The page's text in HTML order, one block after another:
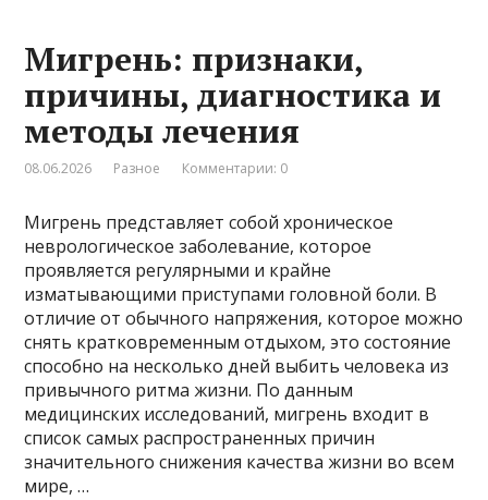
Мигрень: признаки,
причины, диагностика и
методы лечения
08.06.2026 Разное Комментарии: 0
Мигрень представляет собой хроническое
неврологическое заболевание, которое
проявляется регулярными и крайне
изматывающими приступами головной боли. В
отличие от обычного напряжения, которое можно
снять кратковременным отдыхом, это состояние
способно на несколько дней выбить человека из
привычного ритма жизни. По данным
медицинских исследований, мигрень входит в
список самых распространенных причин
значительного снижения качества жизни во всем
мире, …